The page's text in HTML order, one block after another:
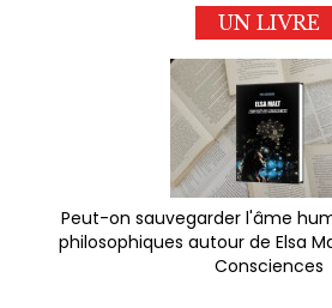
UN LIVRE
Peut-on sauvegarder l'âme
philosophiques autour de Elsa
Consciences